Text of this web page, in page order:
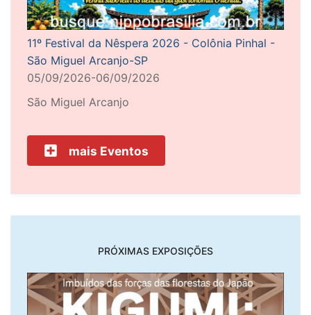
11º Festival da Nêspera 2026 - Colônia Pinhal -
São Miguel Arcanjo-SP
05/09/2026-06/09/2026
São Miguel Arcanjo
mais Eventos
PRÓXIMAS EXPOSIÇÕES